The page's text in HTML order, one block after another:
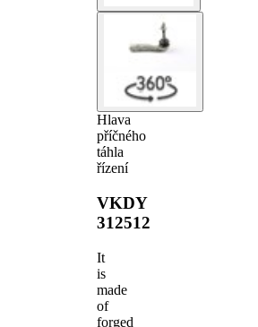
Hlava
příčného
táhla
řízení
VKDY
312512
It
is
made
of
forged